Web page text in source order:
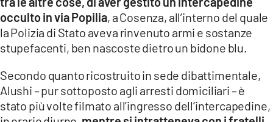
occulto in via Popilia, a Cosenza, all’interno del quale
la Polizia di Stato aveva rinvenuto armi e sostanze
stupefacenti, ben nascoste dietro un bidone blu.
Secondo quanto ricostruito in sede dibattimentale,
Alushi – pur sottoposto agli arresti domiciliari – è
stato più volte filmato all’ingresso dell’intercapedine,